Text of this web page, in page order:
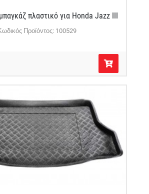
πλαστικό για Honda Jazz III
Προϊόντος: 100529